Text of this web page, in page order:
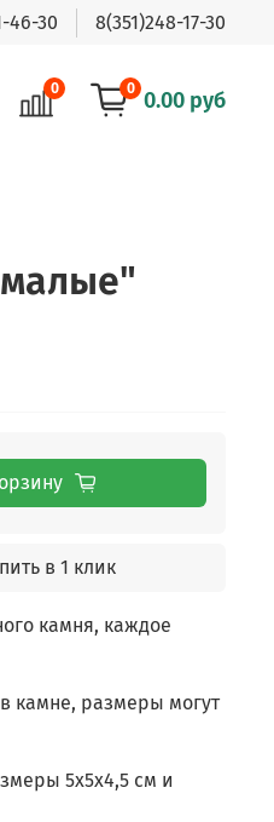
46-30 8(351)248-17-30
0 0 0.00 руб
малые"
в 1 клик
камня, каждое
камне, размеры могут
5х5х4,5 см и